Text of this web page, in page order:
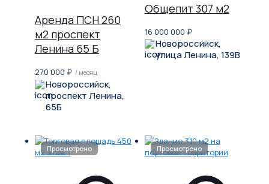
Аренда ПСН 260
м2 проспект
Ленина 65 Б
270 000 ₽ / месяц
Новороссийск,
проспект Ленина,
65Б
Общепит 307 м2
16 000 000 ₽
Новороссийск,
улица Ленина, 139В